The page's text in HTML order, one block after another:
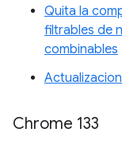
Quita la
filtrables de
combinables
Chrome 133